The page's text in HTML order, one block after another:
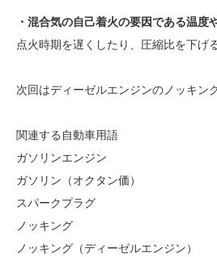
・混合気の自己着火の要因である温度
点火時期を遅くしたり、圧縮比を下げる
次回はディーゼルエンジンのノッキン
関連する自動車用語
ガソリンエンジン
ガソリン（オクタン価）
スパークプラグ
ノッキング
ノッキング（ディーゼルエンジン）